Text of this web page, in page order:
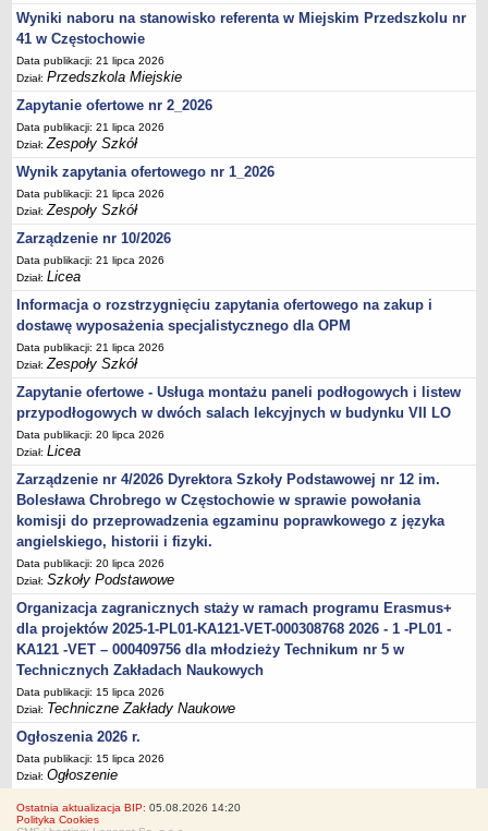
Wyniki naboru na stanowisko referenta w Miejskim Przedszkolu nr
41 w Częstochowie
Data publikacji: 21 lipca 2026
Dział:Przedszkola Miejskie
Zapytanie ofertowe nr 2_2026
Data publikacji: 21 lipca 2026
Dział:Zespoły Szkół
Wynik zapytania ofertowego nr 1_2026
Data publikacji: 21 lipca 2026
Dział:Zespoły Szkół
Zarządzenie nr 10/2026
Data publikacji: 21 lipca 2026
Dział:Licea
Informacja o rozstrzygnięciu zapytania ofertowego na zakup i
dostawę wyposażenia specjalistycznego dla OPM
Data publikacji: 21 lipca 2026
Dział:Zespoły Szkół
Zapytanie ofertowe - Usługa montażu paneli podłogowych i listew
przypodłogowych w dwóch salach lekcyjnych w budynku VII LO
Data publikacji: 20 lipca 2026
Dział:Licea
Zarządzenie nr 4/2026 Dyrektora Szkoły Podstawowej nr 12 im.
Bolesława Chrobrego w Częstochowie w sprawie powołania
komisji do przeprowadzenia egzaminu poprawkowego z języka
angielskiego, historii i fizyki.
Data publikacji: 20 lipca 2026
Dział:Szkoły Podstawowe
Organizacja zagranicznych staży w ramach programu Erasmus+
dla projektów 2025-1-PL01-KA121-VET-000308768 2026 - 1 -PL01 -
KA121 -VET – 000409756 dla młodzieży Technikum nr 5 w
Technicznych Zakładach Naukowych
Data publikacji: 15 lipca 2026
Dział: Techniczne Zakłady Naukowe
Ogłoszenia 2026 r.
Data publikacji: 15 lipca 2026
Dział:Ogłoszenie
Ostatnia aktualizacja BIP: 05.08.2026 14:20
Polityka Cookies